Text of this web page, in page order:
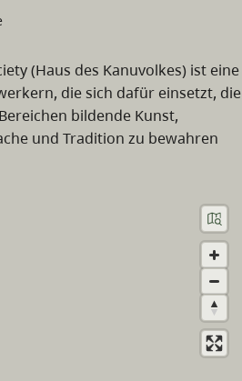
(Haus des Kanuvolkes) ist eine
die sich dafür einsetzt, die
bildende Kunst,
und Tradition zu bewahren